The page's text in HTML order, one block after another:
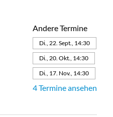
Andere Termine
Di., 22. Sept., 14:30
Di., 20. Okt., 14:30
Di., 17. Nov., 14:30
4 Termine ansehen